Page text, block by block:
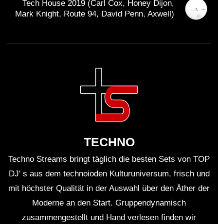
Tech House 2019 (Carl Cox, Honey Dijon,
Mark Knight, Route 94, David Penn, Axwell)
TECHNO
Techno Streams bringt täglich die besten Sets von TOP
DJ' s aus dem technoioden Kulturuniversum, frisch und
mit höchster Qualität in der Auswahl über den Äther der
Moderne an den Start. Gruppendynamisch
zusammengestellt und Hand verlesen finden wir